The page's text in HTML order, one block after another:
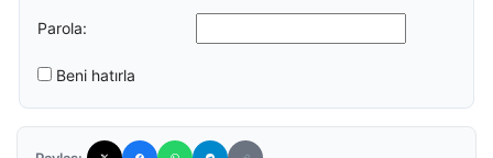
Parola:
Beni hatırla